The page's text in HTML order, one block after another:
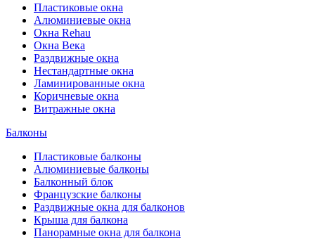
Пластиковые окна
Алюминиевые окна
Окна Rehau
Окна Века
Раздвижные окна
Нестандартные окна
Ламинированные окна
Коричневые окна
Витражные окна
Балконы
Пластиковые балконы
Алюминиевые балконы
Балконный блок
Французские балконы
Раздвижные окна для балконов
Крыша для балкона
Панорамные окна для балкона